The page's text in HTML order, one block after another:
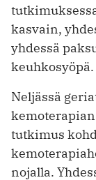
kasvain,
yhdessä
keuhkosyöpä.
Neljässä
tutkimus
nojalla.